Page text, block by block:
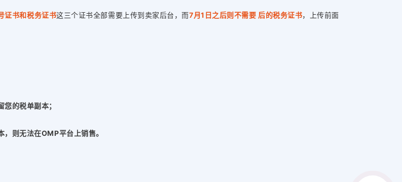
证书和税务证书这三个证书全部需要上传到卖家后台，而7月1日之后则不需要 后的税务证书，上传前面
的税单副本；
则无法在OMP平台上销售。